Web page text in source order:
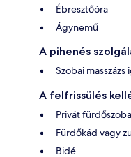
Ébresztőóra
Ágynemű
A pihenés
Szobai
A felfrissülés
Privát fürdőszoba
Fürdőkád vagy
Bidé